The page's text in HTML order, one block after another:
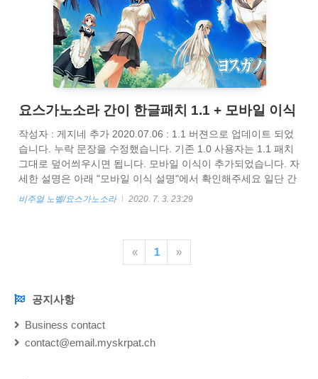
요스가노소라 간이 한글패치 1.1 + 모바일 이식
작성자 : 게지네 추가 2020.07.06 : 1.1 버젼으로 업데이트 되었
습니다. 누락 문장을 수정했습니다. 기존 1.0 사용자는 1.1 패치
그대로 덮어씌우시면 됩니다. 모바일 이식이 추가되었습니다. 자
세한 설명은 아래 "모바일 이식 설명"에서 확인해주세요 일단 간
이 한글패치란? 번역기(꿀도르)를 사용해서 만든 한글패치입니
는 손번역 , 그 외 루트만 번역기 처리되었습니다. 본 한글패치는
보르나님의 번역본을 기반으로 하고있습니다. 베라워터님이 검
수 및 번역본 이식을 도와주셨습니다. 해당 패치는 요스가노소라
습니다. driv..
비주얼 노벨/요스가노소라 2020. 7. 3. 23:29
« 1 »
NOTICE공지사항
Business contact
contact@email.myskrpat.ch